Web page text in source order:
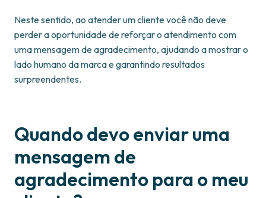
Neste sentido, ao atender um cliente você não deve
perder a oportunidade de reforçar o atendimento com
uma mensagem de agradecimento, ajudando a mostrar o
lado humano da marca e garantindo resultados
surpreendentes.
Quando devo enviar uma
mensagem de
agradecimento para o meu